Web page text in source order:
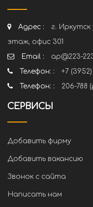
Адрес :
г.
этаж, офис 301
Email :
ap@223-
Телефон: :
+7
Телефон: :
206-788
СЕРВИСЫ
Добавить фирму
Добавить вакансию
Звонок с сайта
Написать нам